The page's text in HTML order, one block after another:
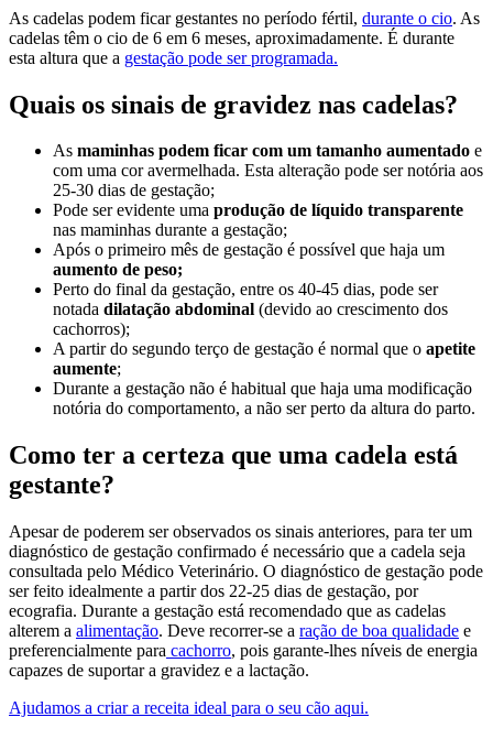
As cadelas podem ficar gestantes no período fértil, durante o cio. As
cadelas têm o cio de 6 em 6 meses, aproximadamente. É durante
esta altura que a gestação pode ser programada.
Quais os sinais de gravidez nas cadelas?
As maminhas podem ficar com um tamanho aumentado e
com uma cor avermelhada. Esta alteração pode ser notória aos
25-30 dias de gestação;
Pode ser evidente uma produção de líquido transparente
nas maminhas durante a gestação;
Após o primeiro mês de gestação é possível que haja um
aumento de peso;
Perto do final da gestação, entre os 40-45 dias, pode ser
notada dilatação abdominal (devido ao crescimento dos
cachorros);
A partir do segundo terço de gestação é normal que o apetite
aumente;
Durante a gestação não é habitual que haja uma modificação
notória do comportamento, a não ser perto da altura do parto.
Como ter a certeza que uma cadela está
gestante?
Apesar de poderem ser observados os sinais anteriores, para ter um
diagnóstico de gestação confirmado é necessário que a cadela seja
consultada pelo Médico Veterinário. O diagnóstico de gestação pode
ser feito idealmente a partir dos 22-25 dias de gestação, por
ecografia. Durante a gestação está recomendado que as cadelas
alterem a alimentação. Deve recorrer-se a ração de boa qualidade e
preferencialmente para cachorro, pois garante-lhes níveis de energia
capazes de suportar a gravidez e a lactação.
Ajudamos a criar a receita ideal para o seu cão aqui.